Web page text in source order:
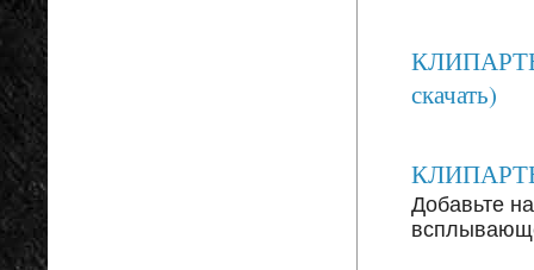
скачать)
КЛИПАРТЫ:
Добавьте